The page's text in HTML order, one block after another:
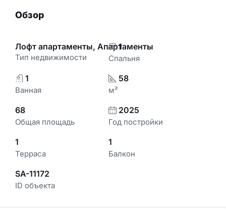
Обзор
Лофт апартаменты, Апартаменты
Тип недвижимости
1
Спальня
1
Ванная
58
м²
68
Общая площадь
2025
Год постройки
1
Терраса
1
Балкон
SA-11172
ID объекта